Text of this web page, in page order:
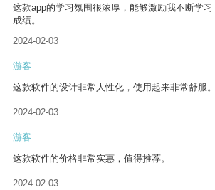
这款app的学习氛围很浓厚，能够激励我不断学
成绩。
2024-02-03
游客
这款软件的设计非常人性化，使用起来非常舒服。
2024-02-03
游客
这款软件的价格非常实惠，值得推荐。
2024-02-03